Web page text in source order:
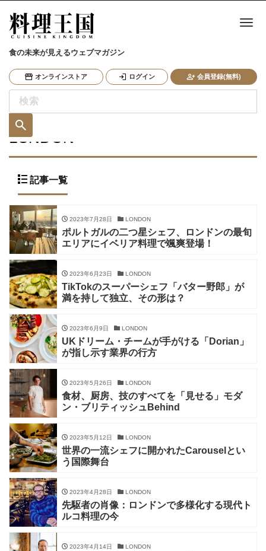
食の未来が見えるウェブマガジン
オンラインストア ログイン 会員登録(無料)
ナ
LONDON
記事一覧
2023年7月28日 LONDON
ポルトガルの二つ星シェフ、ロンドンの最旬
エリアにイベリア料理で颯爽登場！
2023年6月23日 LONDON
TikTokのスーパーシェフ「バター野郎」が
満を持して独立、その形は？
2023年6月9日 LONDON
UKドリーム・チームが手がける「Dorian」
が指し示す業界の行方
2023年5月26日 LONDON
食材、厨房、技のすべてを「見せる」モダ
ン・ブリティッシュBehind
2023年5月12日 LONDON
世界の一流シェフに開かれたCarouselとい
う国際舞台
2023年4月28日 LONDON
先駆者の肖像：ロンドンで多様化する現代ト
ルコ料理の今
2023年4月14日 LONDON